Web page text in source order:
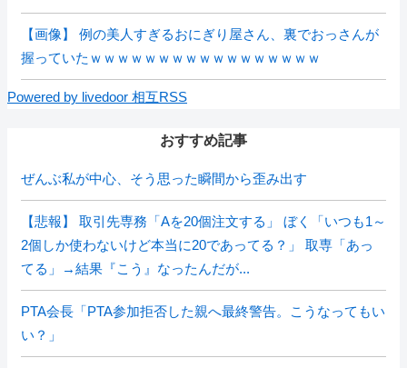
【画像】 例の美人すぎるおにぎり屋さん、裏でおっさんが
握っていたｗｗｗｗｗｗｗｗｗｗｗｗｗｗｗｗｗ
Powered by livedoor 相互RSS
おすすめ記事
ぜんぶ私が中心、そう思った瞬間から歪み出す
【悲報】 取引先専務「Aを20個注文する」 ぼく「いつも1～
2個しか使わないけど本当に20であってる？」 取専「あっ
てる」→結果『こう』なったんだが...
PTA会長「PTA参加拒否した親へ最終警告。こうなってもい
い？」